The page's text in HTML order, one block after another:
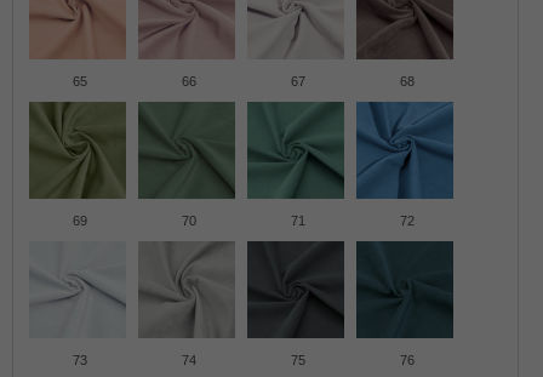
65 66 67 68
69 70 71 72
73 74 75 76